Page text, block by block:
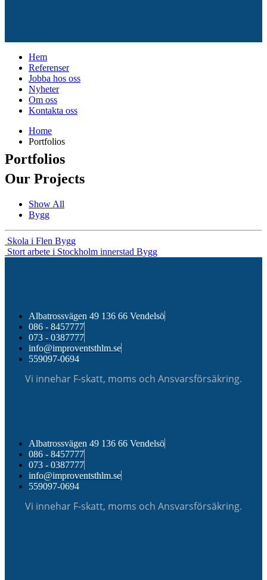
Hem
Referenser
Jobba hos oss
Nyheter
Om oss
Kontakta oss
Home
Portfolios
Portfolios
Our Projects
Show All
Bygg
Skola i Flen Bygg
Stort arbete i Stockholm innerstad Bygg
Albatrossvägen 49 136 66 Vendelsö
086 - 8457777
073 - 0387777
info@improventsthlm.se
559097-0694
Vi innehar F-skatt, moms och Ansvarsförsäkring.
Albatrossvägen 49 136 66 Vendelsö
086 - 8457777
073 - 0387777
info@improventsthlm.se
559097-0694
Vi innehar F-skatt, moms och Ansvarsförsäkring.